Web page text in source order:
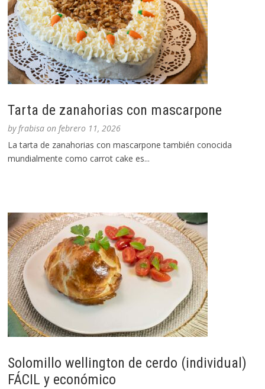
Tarta de zanahorias con mascarpone
byfrabisa onfebrero 11, 2026
La tarta de zanahorias con mascarpone también conocida
mundialmente como carrot cake es...
Solomillo wellington de cerdo (individual)
FÁCIL y económico